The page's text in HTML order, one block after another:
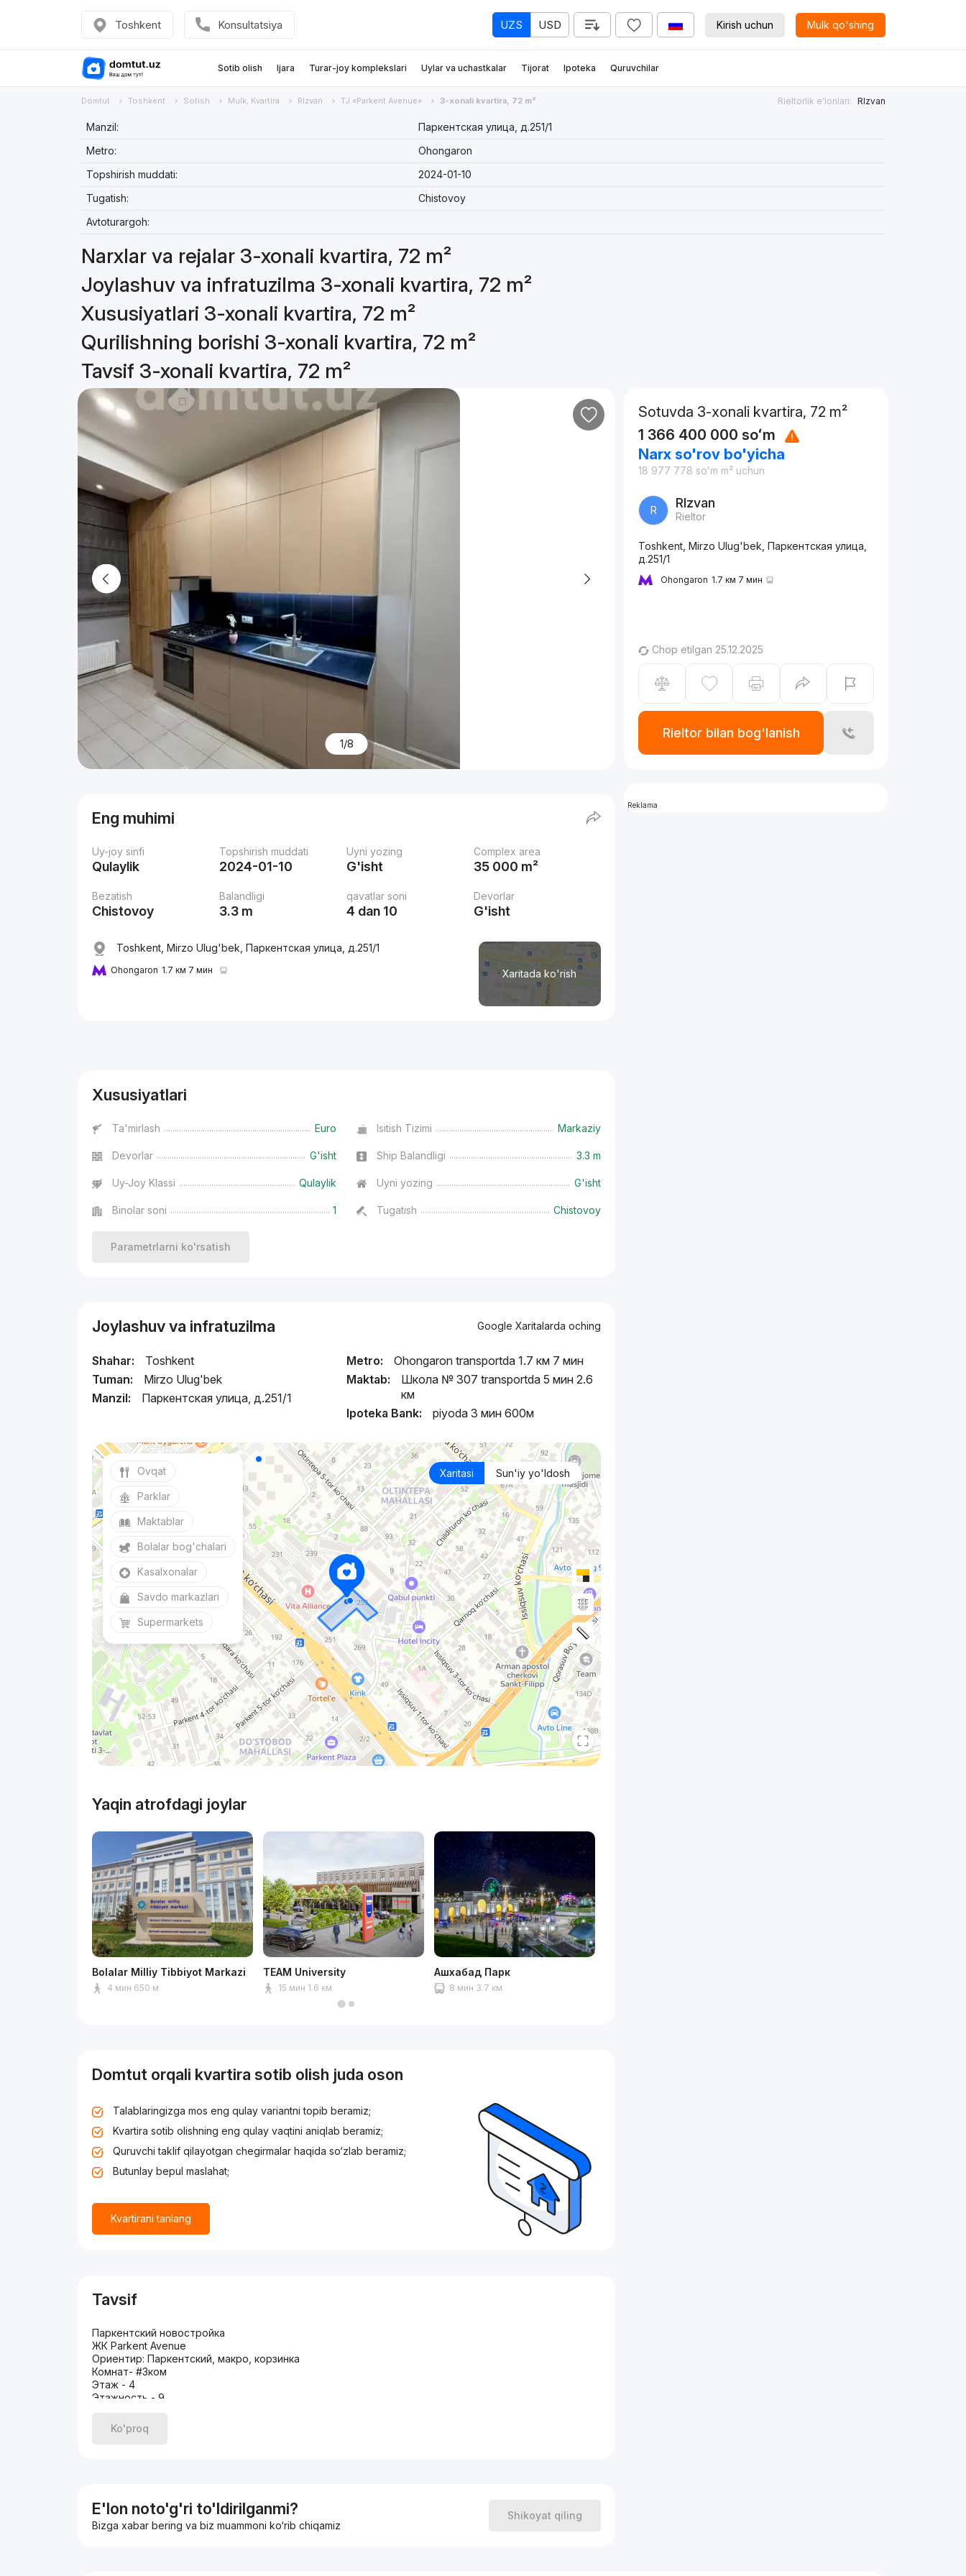
Toshkent Konsultatsiya UZS USD Kirish uchun Mulk qo'shing
Sotib olish Ijara Turar-joy komplekslari Uylar va uchastkalar Tijorat Ipoteka Quruvchilar
Domtut Toshkent Sotish Mulk, Kvartira RIzvan TJ «Parkent Avenue» 3-xonali kvartira, 72 m² Rieltorlik e'lonlari: RIzvan
Manzil:
Паркентская улица, д.251/1
Metro:
Ohongaron
Topshirish muddati:
2024-01-10
Tugatish:
Chistovoy
Avtoturargoh:
Narxlar va rejalar 3-xonali kvartira, 72 m²
Joylashuv va infratuzilma 3-xonali kvartira, 72 m²
Xususiyatlari 3-xonali kvartira, 72 m²
Qurilishning borishi 3-xonali kvartira, 72 m²
Tavsif 3-xonali kvartira, 72 m²
1/8
Eng muhimi
Uy-joy sinfi
Qulaylik
Topshirish muddati
2024-01-10
Uyni yozing
G'isht
Complex area
35 000 m²
Bezatish
Chistovoy
Balandligi
3.3 m
qavatlar soni
4 dan 10
Devorlar
G'isht
Xaritada ko'rish
Toshkent, Mirzo Ulug'bek, Паркентская улица, д.251/1
Ohongaron 1.7 км 7 мин
Xususiyatlari
Ta'mirlash Euro Isitish Tizimi Markaziy
Devorlar G'isht Ship Balandligi 3.3 m
Uy-Joy Klassi Qulaylik Uyni yozing G'isht
Binolar soni 1 Tugatish Chistovoy
Parametrlarni ko'rsatish
Joylashuv va infratuzilma Google Xaritalarda oching
Shahar:
Toshkent
Tuman:
Mirzo Ulug'bek
Manzil:
Паркентская улица, д.251/1
Metro:
Ohongaron transportda 1.7 км 7 мин
Maktab:
Школа № 307 transportda 5 мин 2.6
км
Ipoteka Bank:
piyoda 3 мин 600м
Xaritasi Sun'iy yo'ldosh
Ovqat
Parklar
Maktablar
Bolalar bog'chalari
Kasalxonalar
Savdo markazlari
Supermarkets
Yaqin atrofdagi joylar
Bolalar Milliy Tibbiyot Markazi
4 мин 650 м
TEAM University
15 мин 1.6 км
Ашхабад Парк
8 мин 3.7 км
Domtut orqali kvartira sotib olish juda oson
Talablaringizga mos eng qulay variantni topib beramiz;
Kvartira sotib olishning eng qulay vaqtini aniqlab beramiz;
Quruvchi taklif qilayotgan chegirmalar haqida so‘zlab beramiz;
Butunlay bepul maslahat;
Kvartirani tanlang
Tavsif
Паркентский новостройка
ЖК Parkent Avenue
Ориентир: Паркентский, макро, корзинка
Комнат- #3ком
Этаж - 4
Этажность - 9
Площадь-72м²
Состояние: евроремонт
Ko'proq
E'lon noto'g'ri to'ldirilganmi?
Bizga xabar bering va biz muammoni ko‘rib chiqamiz
Shikoyat qiling
Sotuvda 3-xonali kvartira, 72 m²
1 366 400 000 soʻm
Narx so'rov bo'yicha
18 977 778 soʻm m² uchun
R RIzvan
Rieltor
Toshkent, Mirzo Ulug'bek, Паркентская улица,
д.251/1
Ohongaron 1.7 км 7 мин
Chop etilgan 25.12.2025
Rieltor bilan bog'lanish
Reklama